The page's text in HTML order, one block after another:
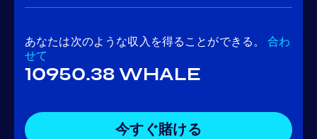
あなたは次のような収入を得ることができる。
合わ
せて
10950.38 WHALE
今すぐ賭ける